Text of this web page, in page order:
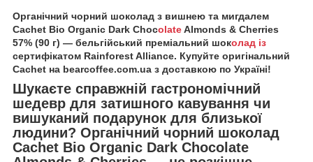
Органічний чорний шоколад з вишнею та мигдалем
Cachet Bio Organic Dark ChocolateAlmonds & Cherries
57% (90 г) — бельгійський преміальний шоколад із
сертифікатом Rainforest Alliance. Купуйте оригінальний
Cachet на bearcoffee.com.ua з доставкою по Україні!
Шукаєте справжній гастрономічний
шедевр для затишного кавування чи
вишуканий подарунок для близької
людини? Органічний чорний шоколад
Cachet Bio Organic Dark Chocolate